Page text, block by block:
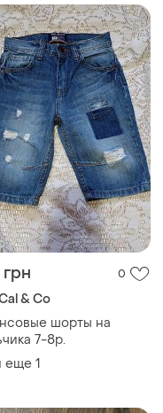
0
& Co
шорты на
7-8р.
еще 1